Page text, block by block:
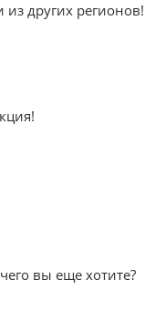
других регионов!
вы еще хотите?